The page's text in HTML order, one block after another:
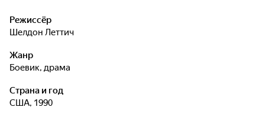
Режиссёр
Шелдон Леттич
Жанр
боевик, драма
Страна и год
США, 1990